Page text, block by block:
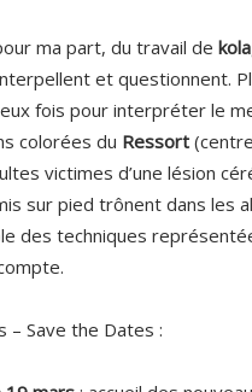
ma part, du travail de
et questionnent.
fois pour interpréter le
colorées du Ressort
victimes d’une lésion
sur pied trônent dans les
des techniques
– Save the Dates :